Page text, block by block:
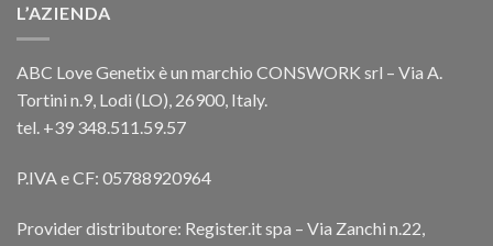
L’AZIENDA
ABC Love Genetix è un marchio CONSWORK srl – Via A.
Tortini n.9, Lodi (LO), 26900, Italy.
tel. +39 348.511.59.57
P.IVA e CF: 05788920964
Provider distributore: Register.it spa – Via Zanchi n.22,